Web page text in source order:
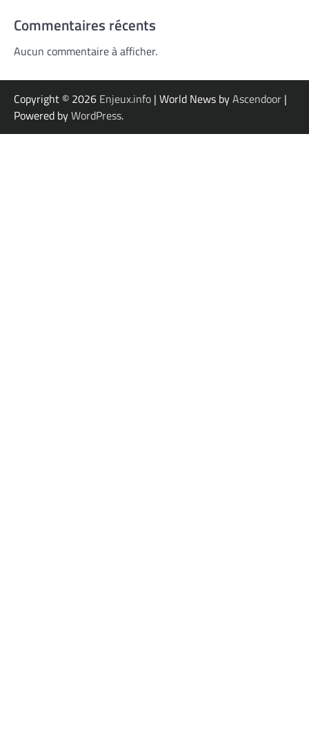
Commentaires récents
Aucun commentaire à afficher.
Copyright © 2026 Enjeux.info | World News byAscendoor |
Powered byWordPress.